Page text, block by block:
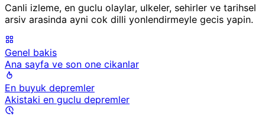
Canli izleme, en guclu olaylar, ulkeler, sehirler ve tarihsel
arsiv arasinda ayni cok dilli yonlendirmeyle gecis yapin.
Genel bakis
Ana sayfa ve son one cikanlar
En buyuk depremler
Akistaki en guclu depremler